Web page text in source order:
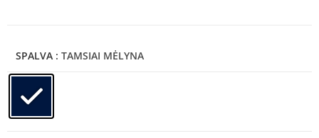
SPALVA : TAMSIAI MĖLYNA